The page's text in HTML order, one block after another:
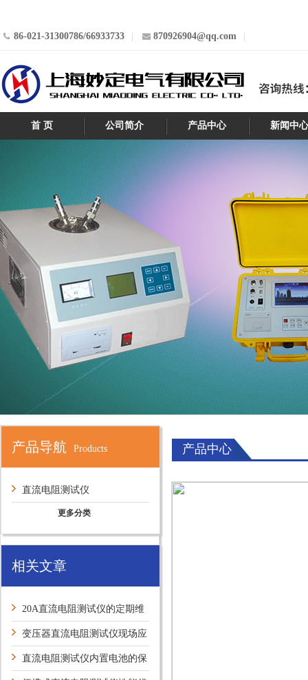
86-021-31300786/66933733 870926904@qq.com
首 页 公司简介 产品中心 新闻中
产品导航 Products
直流电阻测试仪
更多分类
相关文章
20A直流电阻测试仪的定期维
护保养方法介绍
变压器直流电阻测试仪现场应
用案例及意义
直流电阻测试仪内置电池的保
产品中心